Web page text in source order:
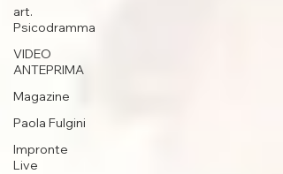
art.
Psicodramma
VIDEO
ANTEPRIMA
Magazine
Paola Fulgini
Impronte
Live